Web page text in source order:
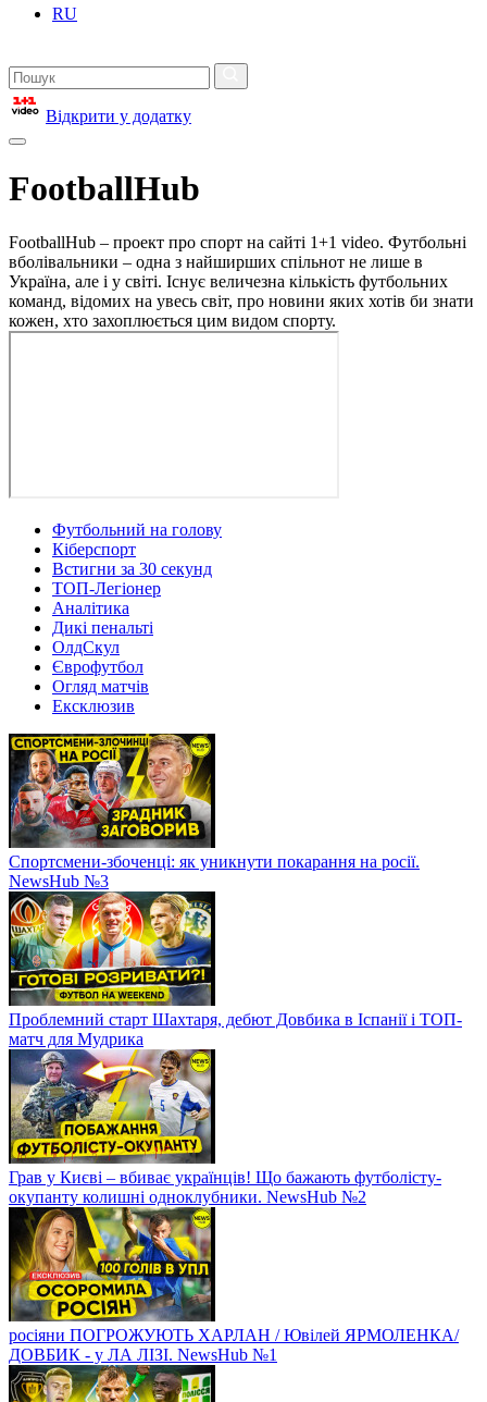
RU
Відкрити у додатку
FootballHub
FootballHub – проект про спорт на сайті 1+1 video. Футбольні
вболівальники – одна з найширших спільнот не лише в
Україна, але і у світі. Існує величезна кількість футбольних
команд, відомих на увесь світ, про новини яких хотів би знати
кожен, хто захоплюється цим видом спорту.
Футбольний на голову
Кіберспорт
Встигни за 30 секунд
ТОП-Легіонер
Аналітика
Дикі пенальті
ОлдСкул
Єврофутбол
Огляд матчів
Ексклюзив
Спортсмени-збоченці: як уникнути покарання на росії.
NewsHub №3
Проблемний старт Шахтаря, дебют Довбика в Іспанії і ТОП-
матч для Мудрика
Грав у Києві – вбиває українців! Що бажають футболісту-
окупанту колишні одноклубники. NewsHub №2
росіяни ПОГРОЖУЮТЬ ХАРЛАН / Ювілей ЯРМОЛЕНКА/
ДОВБИК - у ЛА ЛІЗІ. NewsHub №1